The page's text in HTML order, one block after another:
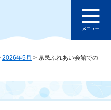
の本文へ
ュ
2026年5月 > 県民ふれあい会館での